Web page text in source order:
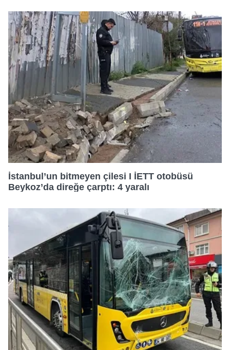
İstanbul’un bitmeyen çilesi I İETT otobüsü
Beykoz’da direğe çarptı: 4 yaralı